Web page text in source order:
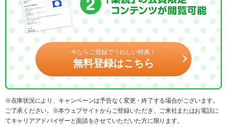
今ならご登録でうれしい特典！
無料登録はこちら
※在庫状況により、キャンペーンは予告なく変更・終了する場合がございます。
ご了承ください。※本ウェブサイトからご登録いただき、ご来社またはお電話に
てキャリアアドバイザーと面談をさせていただいた方に限ります。